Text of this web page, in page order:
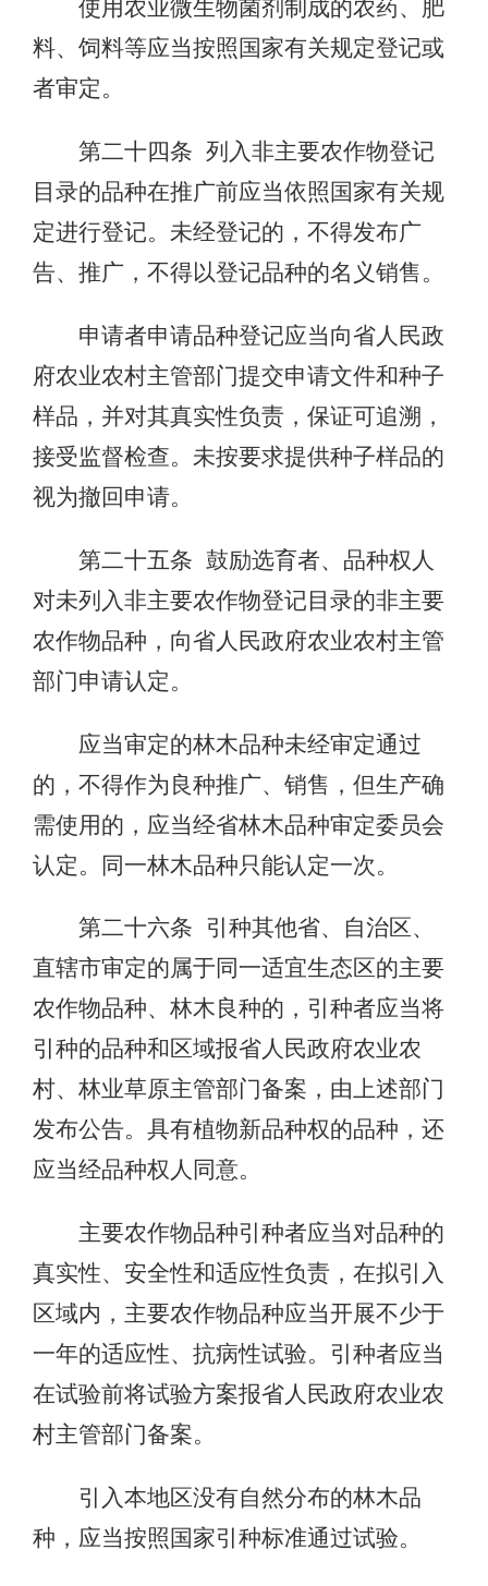
使用农业微生物菌剂制成的农药、肥
料、饲料等应当按照国家有关规定登记或
者审定。
第二十四条 列入非主要农作物登记
目录的品种在推广前应当依照国家有关规
定进行登记。未经登记的，不得发布广
告、推广，不得以登记品种的名义销售。
申请者申请品种登记应当向省人民政
府农业农村主管部门提交申请文件和种子
样品，并对其真实性负责，保证可追溯，
接受监督检查。未按要求提供种子样品的
视为撤回申请。
第二十五条 鼓励选育者、品种权人
对未列入非主要农作物登记目录的非主要
农作物品种，向省人民政府农业农村主管
部门申请认定。
应当审定的林木品种未经审定通过
的，不得作为良种推广、销售，但生产确
需使用的，应当经省林木品种审定委员会
认定。同一林木品种只能认定一次。
第二十六条 引种其他省、自治区、
直辖市审定的属于同一适宜生态区的主要
农作物品种、林木良种的，引种者应当将
引种的品种和区域报省人民政府农业农
村、林业草原主管部门备案，由上述部门
发布公告。具有植物新品种权的品种，还
应当经品种权人同意。
主要农作物品种引种者应当对品种的
真实性、安全性和适应性负责，在拟引入
区域内，主要农作物品种应当开展不少于
一年的适应性、抗病性试验。引种者应当
在试验前将试验方案报省人民政府农业农
村主管部门备案。
引入本地区没有自然分布的林木品
种，应当按照国家引种标准通过试验。